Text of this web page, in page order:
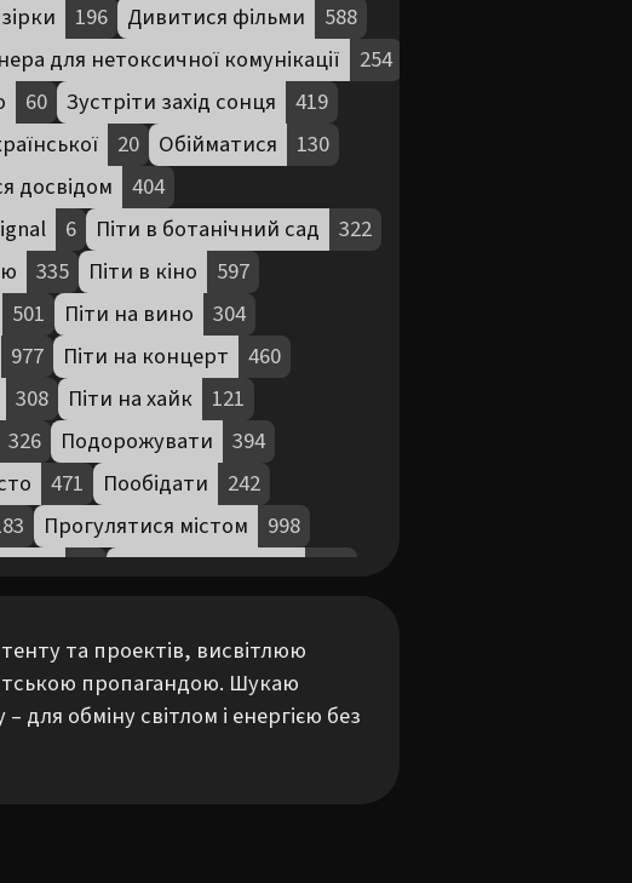
196 Дивитися фільми
588
для нетоксичної комунікації
254
60 Зустріти захід сонця
419
20 Обійматися
130
досвідом
404
6 Піти в ботанічний сад
322
335 Піти в кіно
597
501 Піти на вино
304
977 Піти на концерт
460
308 Піти на хайк
121
326 Подорожувати
394
471 Пообідати
242
Прогулятися містом
998
37 Філософствувати
398
та проектів, висвітлюю
пропагандою. Шукаю
обміну світлом і енергією без